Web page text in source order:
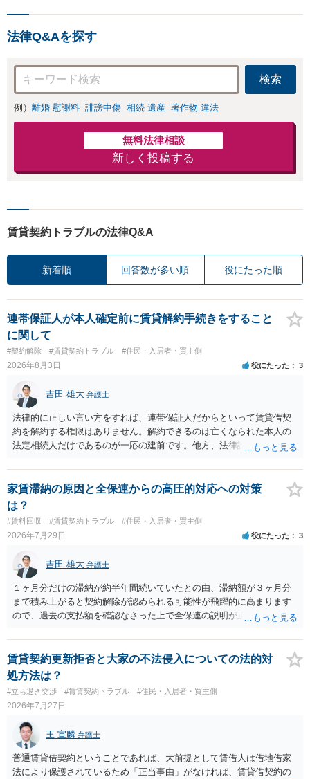
法律Q&Aを探す
検索
例） 離婚 慰謝料 誹謗中傷 相続 遺産 著作物 違法
無料法律相談
新しく投稿する
賃貸契約トラブルの法律Q&A
新着順 回答数が多い順 役にたった順
連帯保証人が本人確定前に賃貸解約手続きをすること
に関して
#契約解除 #賃貸契約トラブル #住民・入居者・買主側
2026年8月3日 役にたった 3
吉田 雄大 弁護士
法律的に正しい言い方をすれば、連帯保証人だからといって賃貸借契
約を解約する権限はありません。解約できるのは亡くなられた本人の
法定相続人だけであるのが一応の建前です。他方、法律論はさてお
する動機づけがなくなります。 今回進められつつある手続はあくまで
も、建物を賃貸人に一日も早く明け渡すための便宜的方法として理解
するのが良いと思います。またその方法で進めた方が、連帯保証人で
あるお知り合いさんにとっても、自身の経済的負担を最小限に食い止
められるため望ましいやり方だといえます。
家賃滞納の原因と全保連からの高圧的対応への対策
は？
#賃料回収 #賃貸契約トラブル #住民・入居者・買主側
2026年7月29日 役にたった 3
吉田 雄大 弁護士
１ヶ月分だけの滞納が約半年間続いていたとの由、滞納額が３ヶ月分
まで積み上がると契約解除が認められる可能性が飛躍的に高まります
ので、過去の支払額を確認なさった上で全保連の説明が正しければ、
た理由は気になるところですが、中身のある返答は期待できないと思
います。
賃貸契約更新拒否と大家の不法侵入についての法的対
処方法は？
#立ち退き交渉 #賃貸契約トラブル #住民・入居者・買主側
2026年7月27日
王 宣麟 弁護士
普通賃貸借契約ということであれば、大前提として賃借人は借地借家
法により保護されているため「正当事由」がなければ、賃貸借契約の